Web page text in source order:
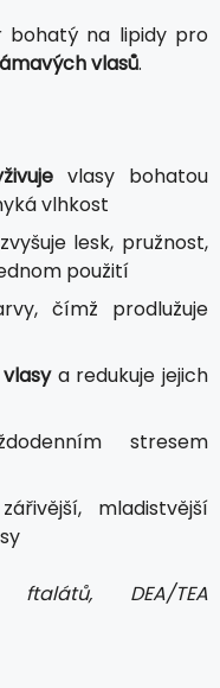
bohatý na lipidy pro
vlasů.
vlasy bohatou
vlhkost
lesk, pružnost,
použití
čímž prodlužuje
a redukuje jejich
stresem
mladistvější
ftalátů, DEA/TEA